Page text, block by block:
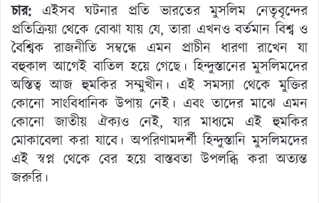
চার: এইসব ঘটনার প্রতি ভারতের মুসলিম নেতৃবৃন্দের
প্রতিক্রিয়া থেকে বোঝা যায় যে, তারা এখনও বর্তমান বিশ্ব ও
বৈশ্বিক রাজনীতি সম্বন্ধে এমন প্রাচীন ধারণা রাখেন যা
বহুকাল আগেই বাতিল হয়ে গেছে। হিন্দুস্তানের মুসলিমদের
অস্তিত্ব আজ হুমকির সম্মুখীন। এই সমস্যা থেকে মুক্তির
কোনো সাংবিধানিক উপায় নেই। এবং তাদের মাঝে এমন
কোনো জাতীয় ঐক্যও নেই, যার মাধ্যমে এই হুমকির
মোকাবেলা করা যাবে। অপরিণামদর্শী হিন্দুস্তানি মুসলিমদের
এই স্বপ্ন থেকে বের হয়ে বাস্তবতা উপলব্ধি করা অত্যন্ত
জরুরি।